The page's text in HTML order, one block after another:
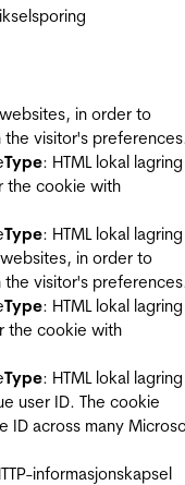
in order to
visitor's
Type: HTML lokal lagring
the cookie with
Type: HTML lokal lagring
in order to
visitor's
Type: HTML lokal lagring
the cookie with
Type: HTML lokal lagring
user ID. The cookie
ID across many
informasjonskapsel